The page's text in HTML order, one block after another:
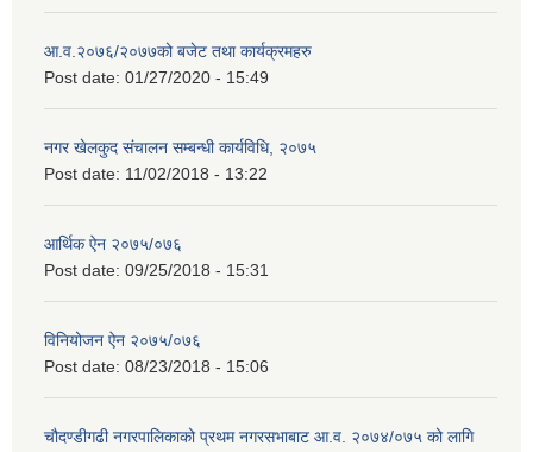
आ.व.२०७६/२०७७को बजेट तथा कार्यक्रमहरु
Post date: 01/27/2020 - 15:49
नगर खेलकुद संचालन सम्बन्धी कार्यविधि, २०७५
Post date: 11/02/2018 - 13:22
आर्थिक ऐन २०७५/०७६
Post date: 09/25/2018 - 15:31
विनियोजन ऐन २०७५/०७६
Post date: 08/23/2018 - 15:06
चौदण्डीगढी नगरपालिकाको प्रथम नगरसभाबाट आ.व. २०७४/०७५ को लागि